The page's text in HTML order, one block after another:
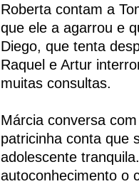
Roberta contam a
que ele a agarrou e
Diego, que tenta
Raquel e Artur
muitas consultas.
Márcia conversa
patricinha conta que
adolescente
autoconhecimento o